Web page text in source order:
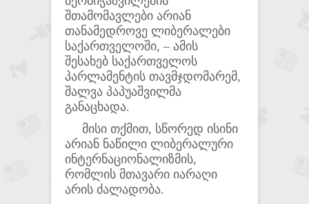
შთამომავლები არიან
თანამედროვე ლიბერალები
საქართველოში, – ამის
შესახებ საქართველოს
პარლამენტის თავმჯდომარემ,
შალვა პაპუაშვილმა
განაცხადა.
მისი თქმით, სწორედ ისინი
არიან ნაწილი ლიბერალური
ინტერნაციონალიზმის,
რომლის მთავარი იარაღი
არის ძალადობა.